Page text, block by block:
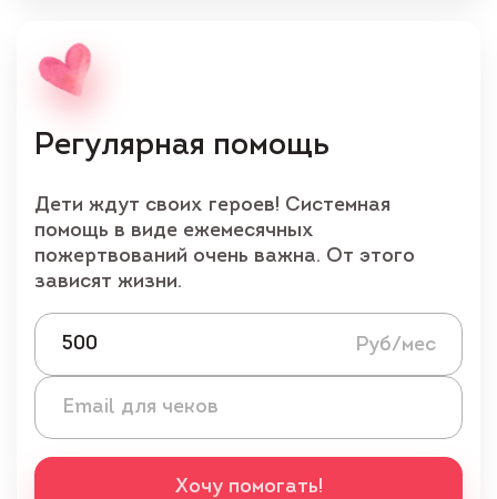
Регулярная помощь
Дети ждут своих героев! Системная
помощь в виде ежемесячных
пожертвований очень важна. От этого
зависят жизни.
Руб/мес
Хочу помогать!